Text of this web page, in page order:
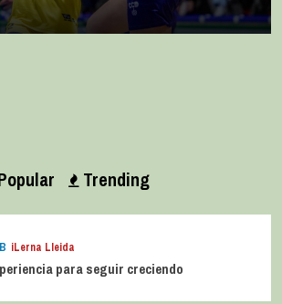
Trending
iLerna Lleida
para seguir creciendo